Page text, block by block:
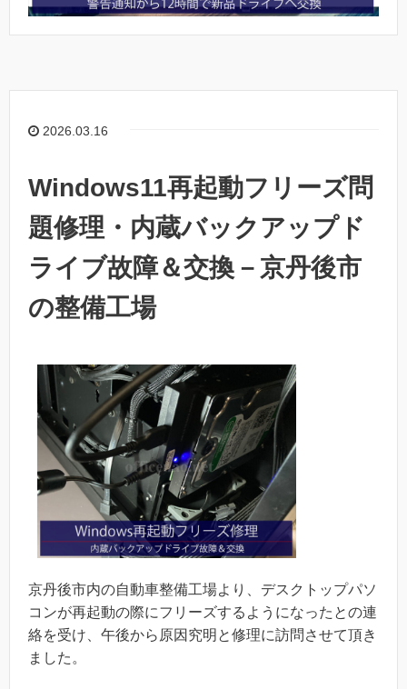
2026.03.16
Windows11再起動フリーズ問
題修理・内蔵バックアップド
ライブ故障＆交換－京丹後市
の整備工場
京丹後市内の自動車整備工場より、デスクトップパソ
コンが再起動の際にフリーズするようになったとの連
絡を受け、午後から原因究明と修理に訪問させて頂き
ました。